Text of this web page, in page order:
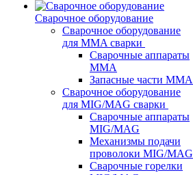
Сварочное оборудование
Сварочное оборудование
для MMA сварки
Сварочные аппараты
MMA
Запасные части MMA
Сварочное оборудование
для MIG/MAG сварки
Сварочные аппараты
MIG/MAG
Механизмы подачи
проволоки MIG/MAG
Сварочные горелки